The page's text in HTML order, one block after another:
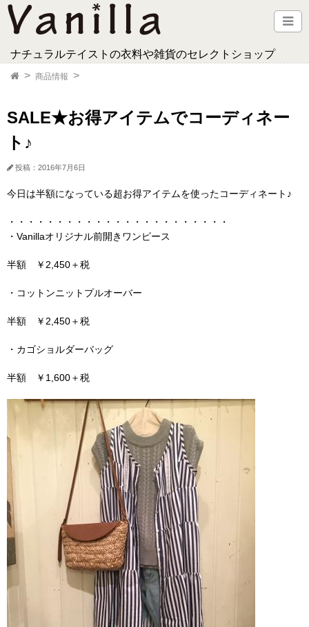
ナチュラルテイストの衣料や雑貨のセレクトショップ
商品情報
SALE★お得アイテムでコーディネー
ト♪
投稿：2016年7月6日
今日は半額になっている超お得アイテムを使ったコーディネート♪
・・・・・・・・・・・・・・・・・・・・・・・
・Vanillaオリジナル前開きワンピース
半額 ￥2,450＋税
・コットンニットプルオーバー
半額 ￥2,450＋税
・カゴショルダーバッグ
半額 ￥1,600＋税